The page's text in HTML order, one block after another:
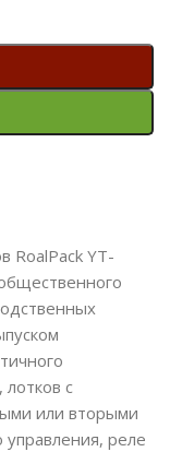
RoalPack YT-
лотков с
или вторыми
реле